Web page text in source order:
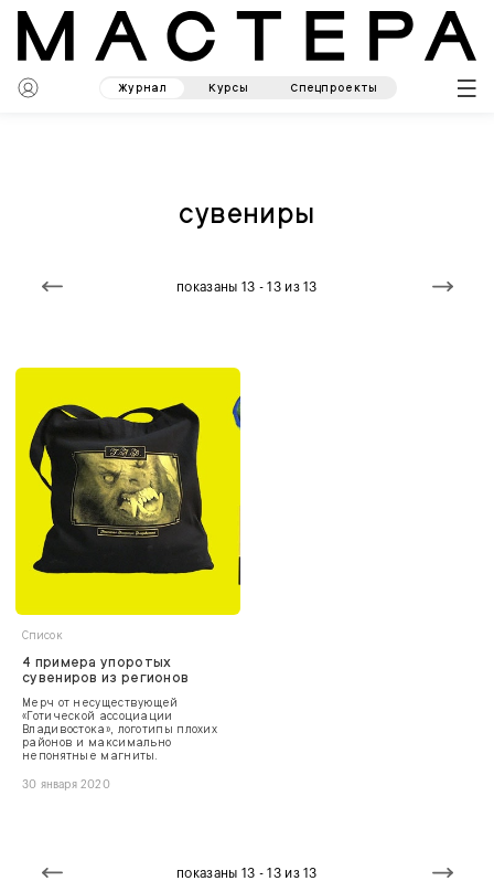
Журнал Курсы Спецпроекты
сувениры
показаны 13 - 13 из 13
Список
4 примера упоротых
сувениров из регионов
Мерч от несуществующей
«Готической ассоциации
Владивостока», логотипы плохих
районов и максимально
непонятные магниты.
30 января 2020
показаны 13 - 13 из 13